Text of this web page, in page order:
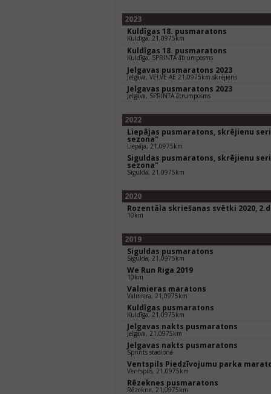
2023
Kuldīgas 18. pusmaratons
Kuldīga, 21,0975km
Kuldīgas 18. pusmaratons
Kuldīga, SPRINTA ātrumposms
Jelgavas pusmaratons 2023
Jelgava, VELVE-AE 21,0975km skrējiens
Jelgavas pusmaratons 2023
Jelgava, SPRINTA ātrumposms
2022
Liepājas pusmaratons, skrējienu
sezona"
Liepāja, 21,0975km
Siguldas pusmaratons, skrējienu
sezona"
Sigulda, 21,0975km
2020
Rozentāla skriešanas svētki 2020,
10km
2019
Siguldas pusmaratons
Sigulda, 21,0975km
We Run Riga 2019
10km
Valmieras maratons
Valmiera, 21,0975km
Kuldīgas pusmaratons
Kuldīga, 21,0975km
Jelgavas nakts pusmaratons
Jelgava, 21,0975km
Jelgavas nakts pusmaratons
Sprints stadionā
Ventspils Piedzīvojumu parka
Ventspils, 21,0975km
Rēzeknes pusmaratons
Rēzekne, 21,0975km